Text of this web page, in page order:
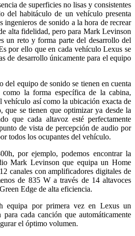
de superficies no lisas y consistentes
del habitáculo de un vehículo presenta
ingenieros de sonido a la hora de recrear
alta fidelidad, pero para Mark Levinson
un reto y forma parte del desarrollo del
por ello que en cada vehículo Lexus se
de desarrollo únicamente para el equipo
del equipo de sonido se tienen en cuenta
como la forma específica de la cabina,
vehículo así como la ubicación exacta de
que se tienen que optimizar ya desde la
que cada altavoz esté perfectamente
de vista de percepción de audio por
todos los ocupantes del vehículo.
por ejemplo, podemos encontrar la
Mark Levinson que equipa un Home
canales con amplificadores digitales de
de 835 W a través de 14 altavoces
Edge de alta eficiencia.
equipa por primera vez en Lexus un
cada canción que automáticamente
el óptimo volumen.